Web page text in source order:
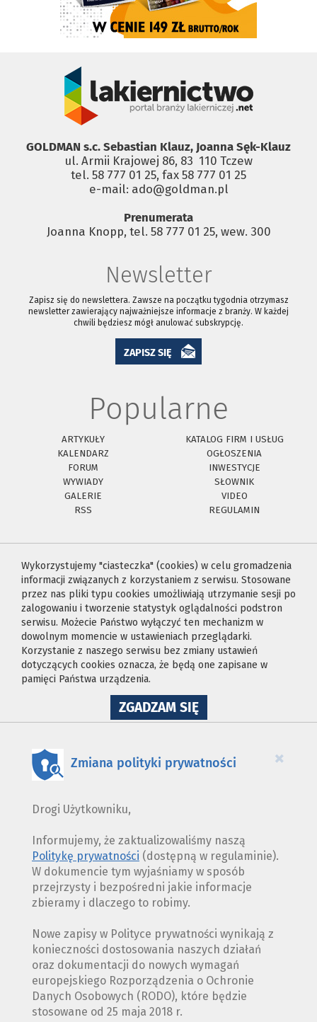
GOLDMAN s.c. Sebastian Klauz, Joanna Sęk-Klauz
ul. Armii Krajowej 86, 83 ­ 110 Tczew
tel. 58 777 01 25, fax 58 777 01 25
e-mail: ado@goldman.pl
Prenumerata
Joanna Knopp, tel. 58 777 01 25, wew. 300
Newsletter
Zapisz się do newslettera. Zawsze na początku tygodnia otrzymasz
newsletter zawierający najważniejsze informacje z branży. W każdej
chwili będziesz mógł anulować subskrypcję.
ZAPISZ SIĘ
Popularne
ARTYKUŁY
KATALOG FIRM I USŁUG
KALENDARZ
OGŁOSZENIA
FORUM
INWESTYCJE
WYWIADY
SŁOWNIK
GALERIE
VIDEO
RSS
REGULAMIN
Wykorzystujemy "ciasteczka" (cookies) w celu gromadzenia
informacji związanych z korzystaniem z serwisu. Stosowane
przez nas pliki typu cookies umożliwiają utrzymanie sesji po
zalogowaniu i tworzenie statystyk oglądalności podstron
serwisu. Możecie Państwo wyłączyć ten mechanizm w
dowolnym momencie w ustawieniach przeglądarki.
Korzystanie z naszego serwisu bez zmiany ustawień
dotyczących cookies oznacza, że będą one zapisane w
pamięci Państwa urządzenia.
ZGADZAM SIĘNA
WYKORZYSTANIE
×
Zmiana polityki prywatności
Drogi Użytkowniku,
Informujemy, że zaktualizowaliśmy naszą
Politykę prywatności (dostępną w regulaminie).
W dokumencie tym wyjaśniamy w sposób
przejrzysty i bezpośredni jakie informacje
zbieramy i dlaczego to robimy.
Nowe zapisy w Polityce prywatności wynikają z
konieczności dostosowania naszych działań
oraz dokumentacji do nowych wymagań
europejskiego Rozporządzenia o Ochronie
Danych Osobowych (RODO), które będzie
stosowane od 25 maja 2018 r.